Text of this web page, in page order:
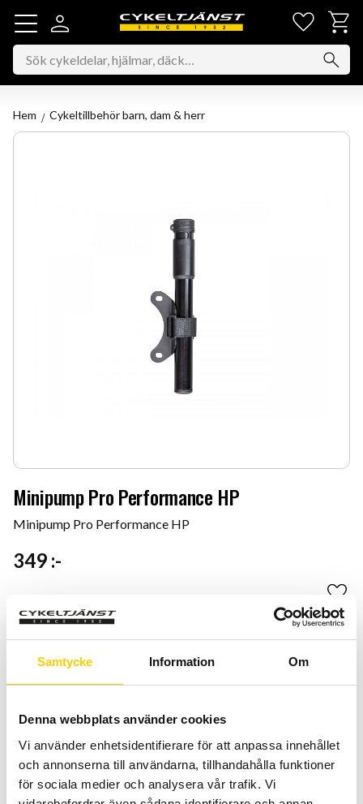
Samtycke Information Om
Denna webbplats använder cookies
Vi använder enhetsidentifierare för att anpassa innehållet
och annonserna till användarna, tillhandahålla funktioner
för sociala medier och analysera vår trafik. Vi
Meny
Hem Cykeltillbehör barn, dam & herr
Minipump Pro Performance HP
Minipump Pro Performance HP
349 :-
+
-
KÖP
Allt inom cykel på ett ställe
Kunnig personal och hög kundnöjdhet